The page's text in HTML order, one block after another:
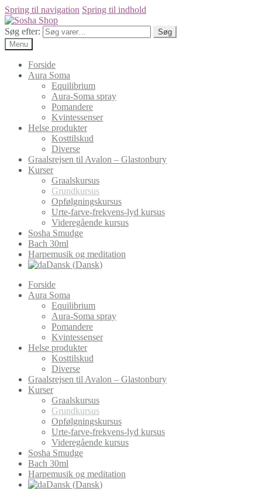
Spring til navigation Spring til indhold
Søg efter:
Søg
Menu
Forside
Aura Soma
Equilibrium
Aura-Soma spray
Pomandere
Kvintessenser
Helse produkter
Kosttilskud
Diverse
Graalsrejsen til Avalon – Glastonbury
Kurser
Graalskursus
Grundkursus
Opfølgningskursus
Urte-farve-frekvens-lyd kursus
Videregående kursus
Sosha Smudge
Bach 30ml
Harpemusik og meditation
Dansk (Dansk)
Forside
Aura Soma
Equilibrium
Aura-Soma spray
Pomandere
Kvintessenser
Helse produkter
Kosttilskud
Diverse
Graalsrejsen til Avalon – Glastonbury
Kurser
Graalskursus
Grundkursus
Opfølgningskursus
Urte-farve-frekvens-lyd kursus
Videregående kursus
Sosha Smudge
Bach 30ml
Harpemusik og meditation
Dansk (Dansk)